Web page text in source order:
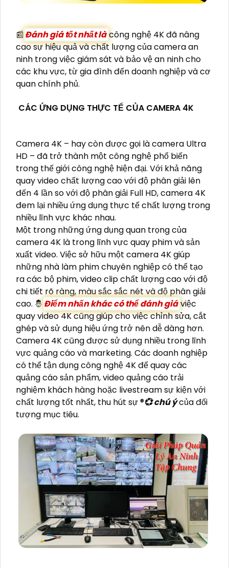
📰 Đánh giá tốt nhất làcông nghệ 4K đã nâng
cao sự hiệu quả và chất lượng của camera an
ninh trong việc giám sát và bảo vệ an ninh cho
các khu vực, từ gia đình đến doanh nghiệp và cơ
quan chính phủ.
CÁC ỨNG DỤNG THỰC TẾ CỦA CAMERA 4K
Camera 4K – hay còn được gọi là camera Ultra
HD – đã trở thành một công nghệ phổ biến
trong thế giới công nghệ hiện đại. Với khả năng
quay video chất lượng cao với độ phân giải lên
đến 4 lần so với độ phân giải Full HD, camera 4K
đem lại nhiều ứng dụng thực tế chất lượng trong
nhiều lĩnh vực khác nhau.
Một trong những ứng dụng quan trọng của
camera 4K là trong lĩnh vực quay phim và sản
xuất video. Việc sở hữu một camera 4K giúp
những nhà làm phim chuyên nghiệp có thể tạo
ra các bộ phim, video clip chất lượng cao với độ
chi tiết rõ ràng, màu sắc sắc nét và độ phân giải
cao. 🤴 Điểm nhấn khác có thể đánh giáviệc
quay video 4K cũng giúp cho việc chỉnh sửa, cắt
ghép và sử dụng hiệu ứng trở nên dễ dàng hơn.
Camera 4K cũng được sử dụng nhiều trong lĩnh
vực quảng cáo và marketing. Các doanh nghiệp
có thể tận dụng công nghệ 4K để quay các
quảng cáo sản phẩm, video quảng cáo trải
nghiệm khách hàng hoặc livestream sự kiện với
chất lượng tốt nhất, thu hút sự ®️💞 chú ýcủa đối
tượng mục tiêu.